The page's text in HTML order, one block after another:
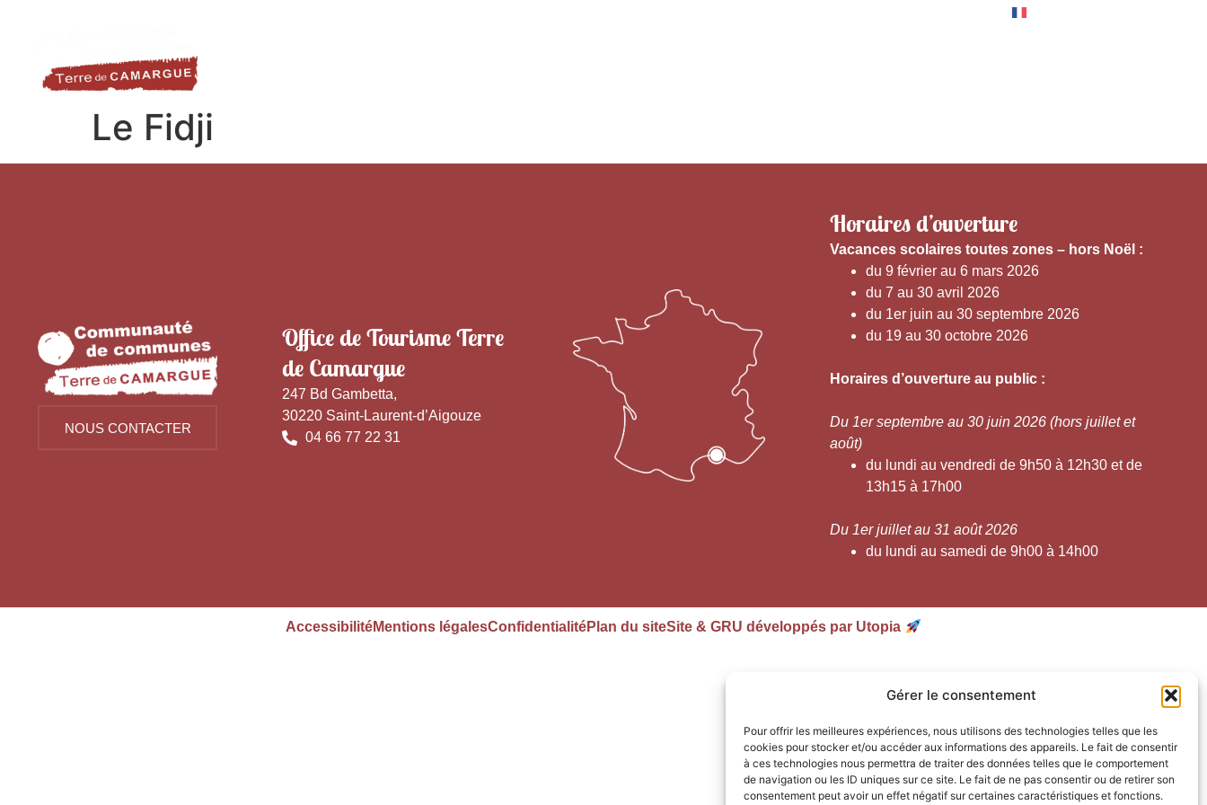
Gérer le consentement
Pour offrir les meilleures expériences, nous utilisons des technologies telles que les
cookies pour stocker et/ou accéder aux informations des appareils. Le fait de consentir
à ces technologies nous permettra de traiter des données telles que le comportement
de navigation ou les ID uniques sur ce site. Le fait de ne pas consentir ou de retirer son
consentement peut avoir un effet négatif sur certaines caractéristiques et fonctions.
Le Fidji
NOUS CONTACTER
Office de Tourisme Terre
de Camargue
247 Bd Gambetta,
30220 Saint-Laurent-d’Aigouze
04 66 77 22 31
Horaires d’ouverture
Vacances scolaires toutes zones – hors Noël :
du 9 février au 6 mars 2026
du 7 au 30 avril 2026
du 1er juin au 30 septembre 2026
du 19 au 30 octobre 2026
Horaires d’ouverture au public :
Du 1er septembre au 30 juin 2026 (hors juillet et
août)
du lundi au vendredi de 9h50 à 12h30 et de
13h15 à 17h00
Du 1er juillet au 31 août 2026
du lundi au samedi de 9h00 à 14h00
AccessibilitéMentions légalesConfidentialitéPlan du siteSite & GRU développés par Utopia